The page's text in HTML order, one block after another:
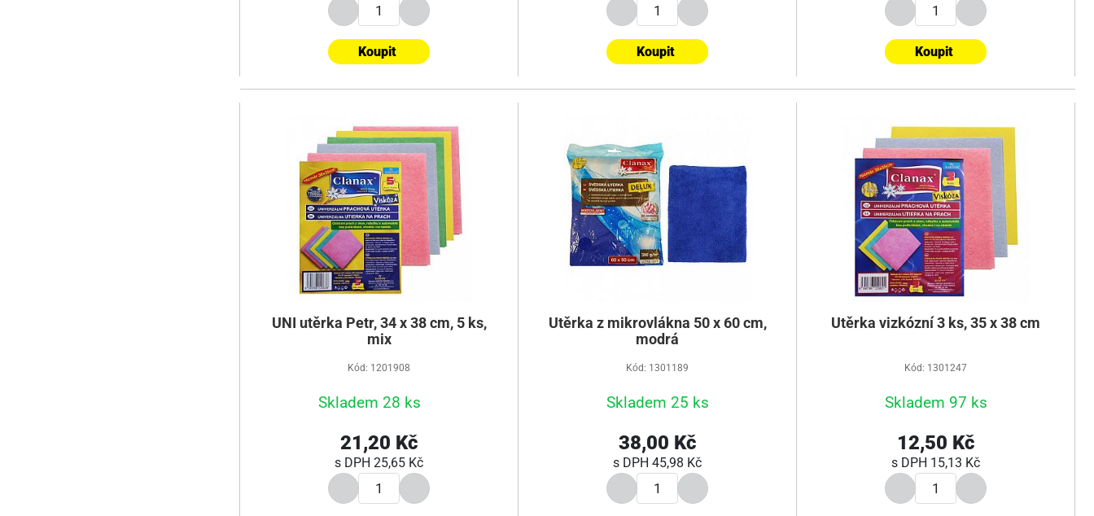
Koupit Koupit Koupit
UNI utěrka Petr, 34 x 38 cm, 5 ks,
mix
Kód: 1201908
Skladem 28 ks
21,20 Kč
s DPH 25,65 Kč
Utěrka z mikrovlákna 50 x 60 cm,
modrá
Kód: 1301189
Skladem 25 ks
38,00 Kč
s DPH 45,98 Kč
Utěrka vizkózní 3 ks, 35 x 38 cm
Kód: 1301247
Skladem 97 ks
12,50 Kč
s DPH 15,13 Kč